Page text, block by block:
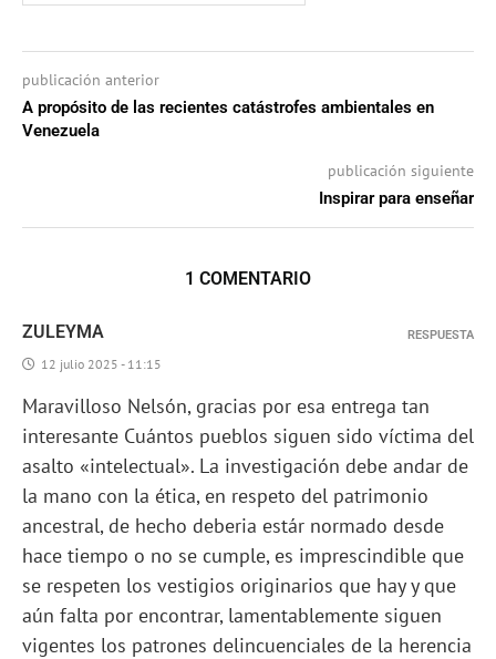
publicación anterior
A propósito de las recientes catástrofes ambientales en
Venezuela
publicación siguiente
Inspirar para enseñar
1 COMENTARIO
ZULEYMA
12 julio 2025 - 11:15
Maravilloso Nelsón, gracias por esa entrega tan
interesante Cuántos pueblos siguen sido víctima del
asalto «intelectual». La investigación debe andar de
la mano con la ética, en respeto del patrimonio
ancestral, de hecho deberia estár normado desde
hace tiempo o no se cumple, es imprescindible que
se respeten los vestigios originarios que hay y que
aún falta por encontrar, lamentablemente siguen
vigentes los patrones delincuenciales de la herencia
RESPUESTA